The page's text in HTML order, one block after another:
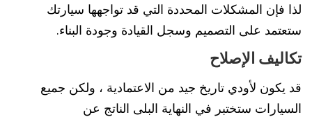
لذا فإن المشكلات المحددة التي قد تواجهها سيارتك
ستعتمد على التصميم وسجل القيادة وجودة البناء.
تكاليف الإصلاح
قد يكون لأودي تاريخ جيد من الاعتمادية ، ولكن جميع
السيارات ستختبر في النهاية البلى الناتج عن